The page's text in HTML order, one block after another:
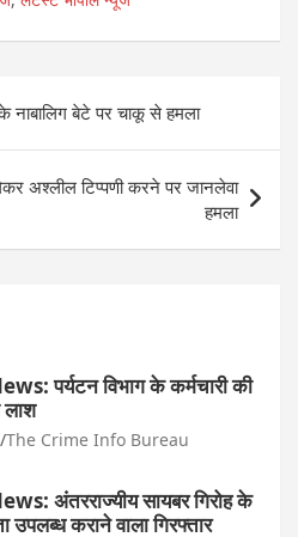
नाबालिग बेटे पर चाकू से हमला
अश्लील टिप्पणी करने पर जानलेवा
हमला
पर्यटन विभाग के कर्मचारी की
लाश
The Crime Info Bureau
अंतरराज्यीय सायबर गिरोह के
उपलब्ध कराने वाला गिरफ्तार